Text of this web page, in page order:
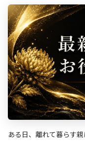
ある日、離れて暮らす